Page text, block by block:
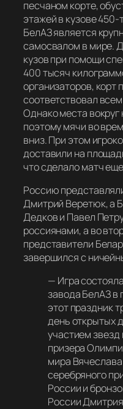
песчаном корте,
этажей в кузове 450-
БелАЗ является
самосвалом в мире.
кузов при помощи
400 тысяч
организаторов, корт
соответствовал
Однако места
поэтому мячи во
вниз. При этом
доставили на
что сделало матч
Россию
Дмитрий Веретюк, а
Дедков и Павел
россиянами, а во
представители
завершился с
— Игра
завода БелАЗ в
этот праздник
день открытых
участием
призера
мира
серебряного
России и
России